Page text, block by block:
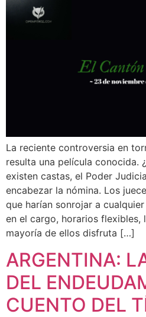
La reciente controversia en
resulta una película conocida.
existen castas, el Poder
encabezar la nómina. Los
que harían sonrojar a
en el cargo, horarios flexibles,
mayoría de ellos disfruta […]
ARGENTINA:
DEL
CUENTO DEL